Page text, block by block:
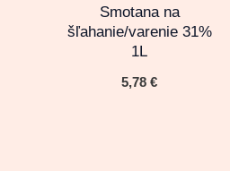
Smotana na
šľahanie/varenie 31%
1L
5,78€